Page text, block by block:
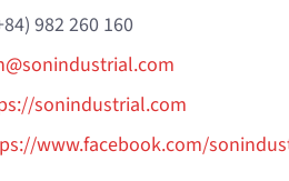
982 260 160
sonindustrial.com
www.facebook.com/